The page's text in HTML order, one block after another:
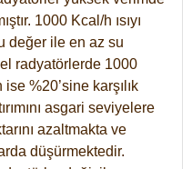
1000 Kcal/h ısıyı
değer ile en az su
radyatörlerde 1000
%20’sine karşılık
asgari seviyelere
azaltmakta ve
düşürmektedir.